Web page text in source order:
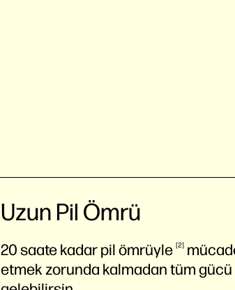
Uzun Pil Ömrü
20 saate kadar pilömrüyle 2
etmek zorunda kalmadan tüm